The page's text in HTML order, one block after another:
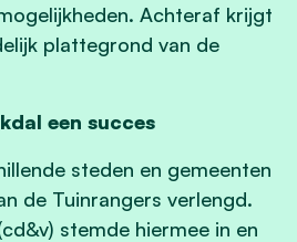
Achteraf krijgt
plattegrond van de
een succes
steden en gemeenten
de Tuinrangers verlengd.
stemde hiermee in en